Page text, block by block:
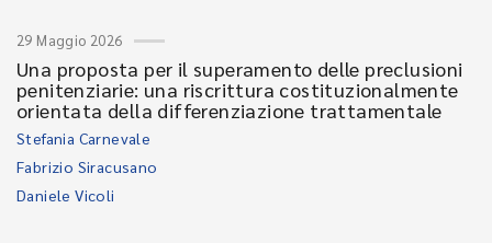
29 Maggio 2026
Una proposta per il superamento delle preclusioni
penitenziarie: una riscrittura costituzionalmente
orientata della differenziazione trattamentale
Stefania Carnevale
Fabrizio Siracusano
Daniele Vicoli